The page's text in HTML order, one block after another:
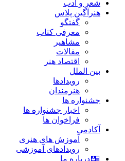
شعر و ادب
هنرآگین پلاس
گفتگو
معرفی کتاب
مشاهیر
مقالات
اقتصاد هنر
بین الملل
رویدادها
هنرمندان
جشنواره ها
اخبار جشنواره ها
فراخوان ها
آکادمی
آموزش های هنری
رویدادهای آموزشی
درباره ما